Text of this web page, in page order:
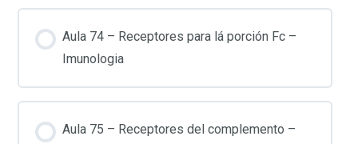
Aula 74 – Receptores para lá porción Fc –
Imunologia
Aula 75 – Receptores del complemento –